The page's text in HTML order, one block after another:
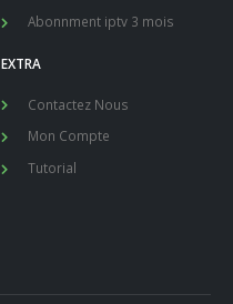
Abonnment iptv 3 mois
EXTRA
Contactez Nous
Mon Compte
Tutorial